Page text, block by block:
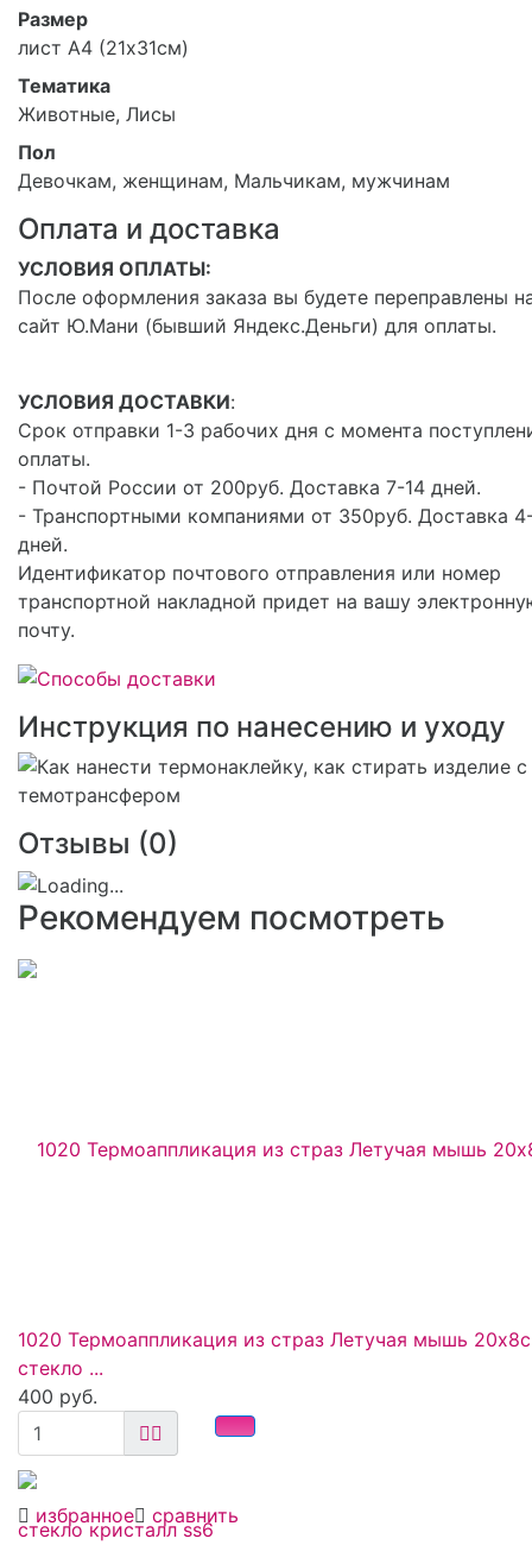
Размер
лист А4 (21х31см)
Тематика
Животные, Лисы
Пол
Девочкам, женщинам, Мальчикам, мужчинам
Оплата и доставка
УСЛОВИЯ ОПЛАТЫ:
После оформления заказа вы будете переправлены
сайт Ю.Мани (бывший Яндекс.Деньги) для оплаты.
УСЛОВИЯ ДОСТАВКИ:
Срок отправки 1-3 рабочих дня с момента
оплаты.
- Почтой России от 200руб. Доставка 7-14 дней.
- Транспортными компаниями от 350руб. Доставка
дней.
Идентификатор почтового отправления или номер
транспортной накладной придет на вашу
почту.
Инструкция по нанесению и уходу
Отзывы (0)
Рекомендуем посмотреть
избранное сравнить
1020 Термоаппликация из страз Летучая мышь
стекло ...
400 руб.